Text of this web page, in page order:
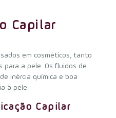
Capilar
em cosméticos, tanto
para a pele. Os fluidos de
inércia química e boa
à pele.
Capilar